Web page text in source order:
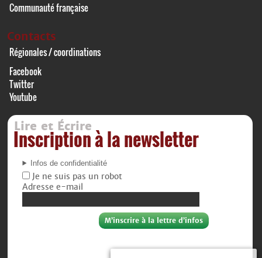
Communauté française
Contacts
Régionales / coordinations
Facebook
Twitter
Youtube
Lire et Écrire
Inscription à la newsletter
Infos de confidentialité
Je ne suis pas un robot
Adresse e-mail